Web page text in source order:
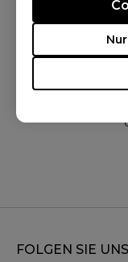
FOLGEN SIE UNS